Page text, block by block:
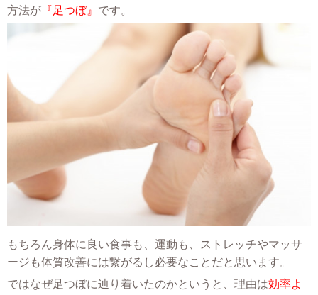
方法が 『足つぼ』 です。
もちろん身体に良い食事も、運動も、ストレッチやマッサ
ージも体質改善には繋がるし必要なことだと思います。
ではなぜ足つぼに辿り着いたのかというと、理由は効率よ